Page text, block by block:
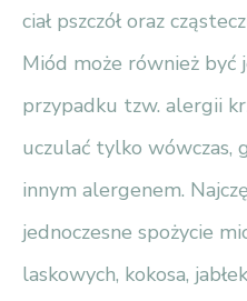
ciał pszczół oraz
Miód może również
przypadku tzw. alergii
uczulać tylko wówczas,
innym alergenem.
jednoczesne spożycie
laskowych, kokosa,